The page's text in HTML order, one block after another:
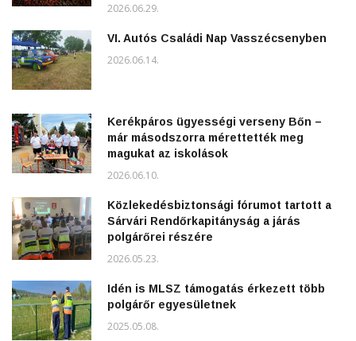
2026.06.29.
VI. Autós Családi Nap Vasszécsenyben
2026.06.14.
Kerékpáros ügyességi verseny Bőn –
már másodszorra mérettették meg
magukat az iskolások
2026.06.10.
Közlekedésbiztonsági fórumot tartott a
Sárvári Rendőrkapitányság a járás
polgárőrei részére
2026.05.23.
Idén is MLSZ támogatás érkezett több
polgárőr egyesületnek
2025.05.08.